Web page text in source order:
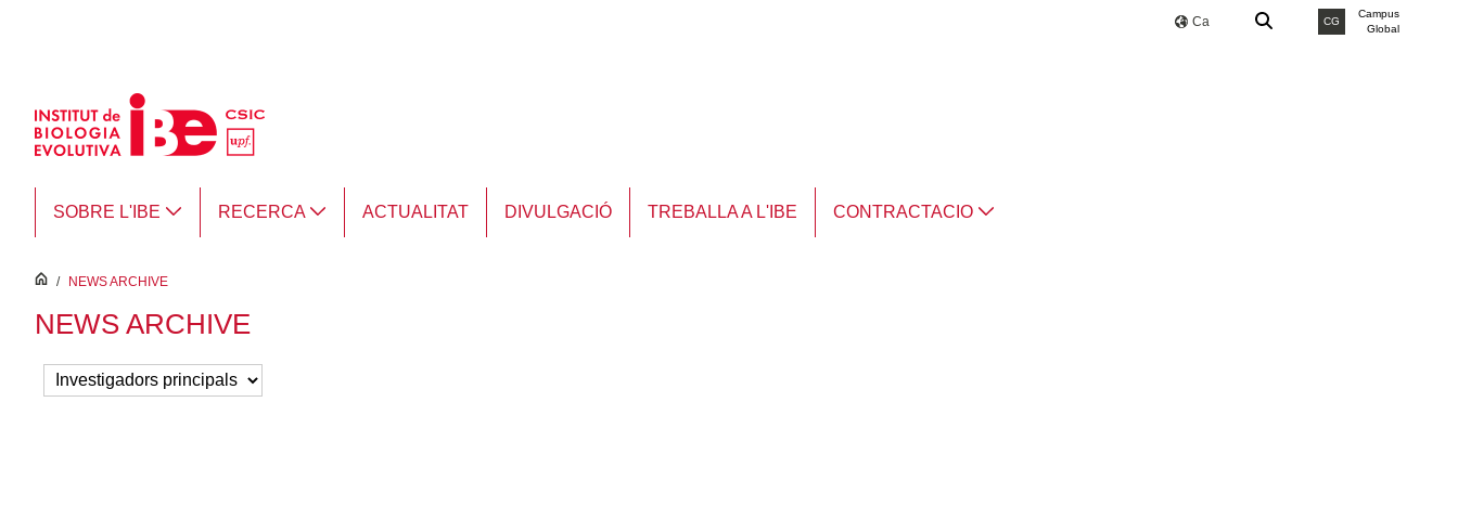
Ca CG
Campus
Global
SOBRE L'IBE RECERCA ACTUALITAT DIVULGACIÓ TREBALLA A L'IBE CONTRACTACIO
inici
/ NEWS ARCHIVE
NEWS ARCHIVE